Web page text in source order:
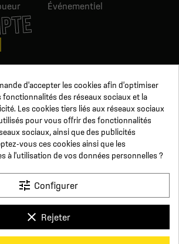
Événementiel
LinkedIn
Click For Foot x
d'accepter les cookies afin d'optimiser
fonctionnalités des réseaux sociaux et la
Les cookies tiers liés aux réseaux sociaux
pour vous offrir des fonctionnalités
sociaux, ainsi que des publicités
vous ces cookies ainsi que les
à l'utilisation de vos données personnelles ?
tune Configurer
clear Rejeter